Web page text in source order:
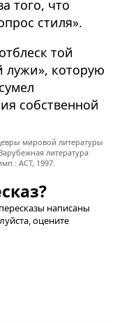
того, что
стиля».
той
лужи», которую
собственной
мировой литературы
литература
: ACT, 1997.
написаны
оцените